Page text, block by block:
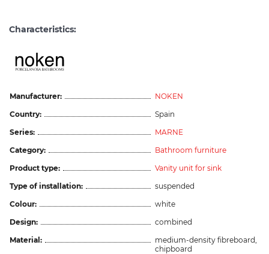
Characteristics:
Manufacturer:
NOKEN
Country:
Spain
Series:
MARNE
Category:
Bathroom furniture
Product type:
Vanity unit for sink
Type of installation:
suspended
Colour:
white
Design:
combined
Material:
medium-density fibreboard,
chipboard